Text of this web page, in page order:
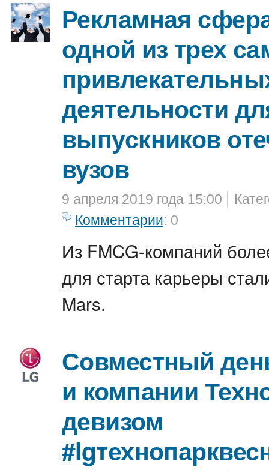
Рекламная
одной из трех
деятельности
выпускников
вузов
9 апреля 2019 года 15:00
Комментарии: 0
Из FMCG-компаний
для старта карьеры
Mars.
Совместный
и компании
девизом